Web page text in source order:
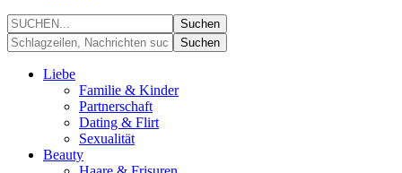
Liebe
Familie & Kinder
Partnerschaft
Dating & Flirt
Sexualität
Beauty